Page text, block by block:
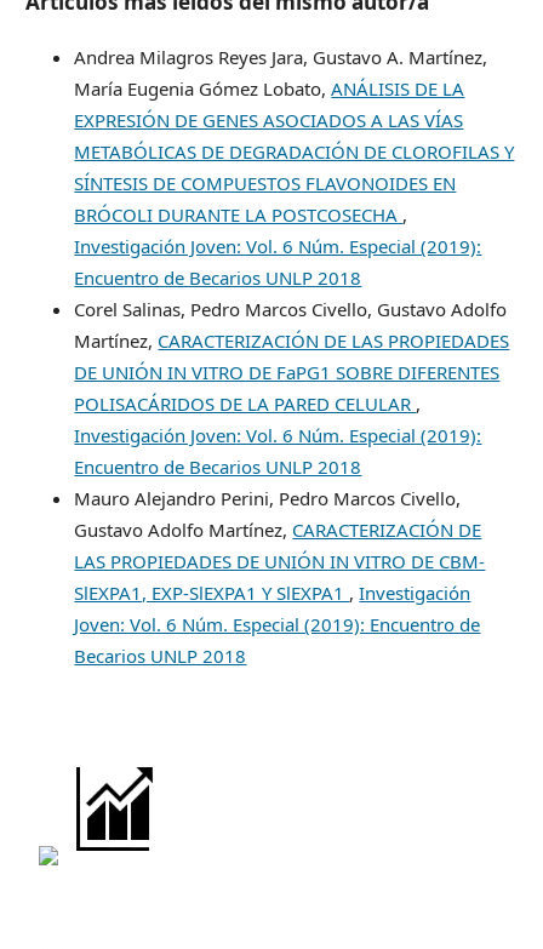
Andrea Milagros Reyes Jara, Gustavo A. Martínez,
María Eugenia Gómez Lobato,ANÁLISIS DE LA
EXPRESIÓN DE GENES ASOCIADOS A LAS VÍAS
METABÓLICAS DE DEGRADACIÓN DE CLOROFILAS Y
SÍNTESIS DE COMPUESTOS FLAVONOIDES EN
BRÓCOLI DURANTE LA POSTCOSECHA ,
Investigación Joven: Vol. 6 Núm. Especial (2019):
Encuentro de Becarios UNLP 2018
Corel Salinas, Pedro Marcos Civello, Gustavo Adolfo
Martínez, CARACTERIZACIÓN DE LAS PROPIEDADES
DE UNIÓN IN VITRO DE FaPG1 SOBRE DIFERENTES
POLISACÁRIDOS DE LA PARED CELULAR ,
Investigación Joven: Vol. 6 Núm. Especial (2019):
Encuentro de Becarios UNLP 2018
Mauro Alejandro Perini, Pedro Marcos Civello,
Gustavo Adolfo Martínez, CARACTERIZACIÓN DE
LAS PROPIEDADES DE UNIÓN IN VITRO DE CBM-
SlEXPA1, EXP-SlEXPA1 Y SlEXPA1 ,Investigación
Joven: Vol. 6 Núm. Especial (2019): Encuentro de
Becarios UNLP 2018